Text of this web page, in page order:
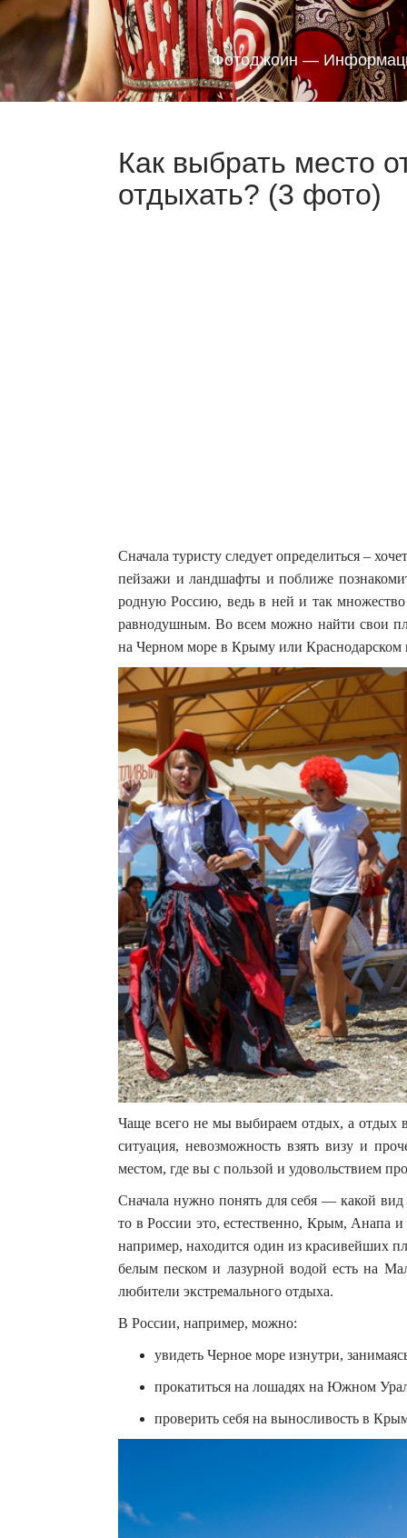
Фотоджоин —
Как выбрать место
отдыхать? (3 фото)
Сначала туристу следует определиться –
пейзажи и ландшафты и поближе
родную Россию, ведь в ней и так
равнодушным.Во всем можно найти свои
на Черном море в Крыму или Краснодарском
Чаще всего не мы выбираем отдых, а отдых
ситуация, невозможность взять визу и
местом, где вы с пользой и удовольствием
Сначала нужно понять для себя — какой
то в России это, естественно, Крым, Анапа
например, находится один из красивейших
белым песком и лазурной водой есть на
любители экстремального отдыха.
В России, например, можно:
увидеть Черное море изнутри,
прокатиться на лошадях на Южном
проверить себя на выносливость в